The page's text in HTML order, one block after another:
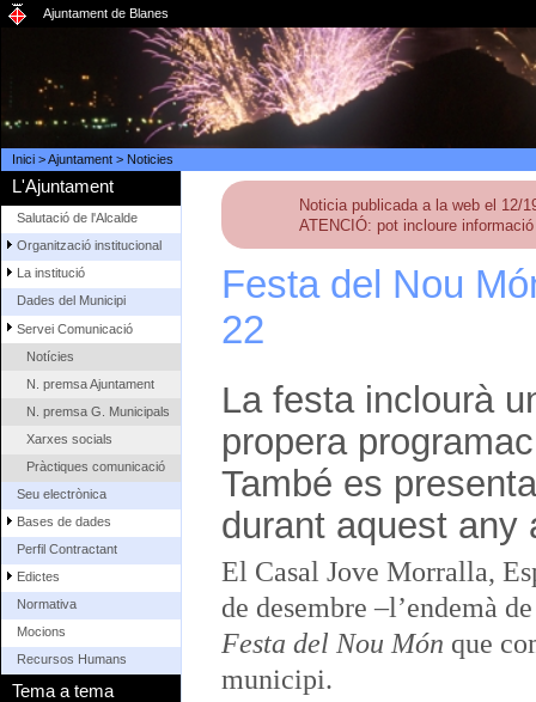
Ajuntament de Blanes
Inici>Ajuntament> Noticies
L'Ajuntament
Salutació de l'Alcalde
Organització institucional
La institució
Dades del Municipi
Servei Comunicació
Notícies
N. premsa Ajuntament
N. premsa G. Municipals
Xarxes socials
Pràctiques comunicació
Seu electrònica
Bases de dades
Perfil Contractant
Edictes
Normativa
Mocions
Recursos Humans
Tema a tema
Noticia publicada a la web el 12/
ATENCIÓ: pot incloure
Festa del Nou
22
La festa inclourà
propera
També es
durant aquest any
El Casal Jove Morralla,
de desembre –l’endemà
Festa del Nou Món que
municipi.